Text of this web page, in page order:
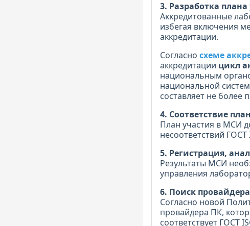
3. Разработка
Аккредитованные
избегая включения
аккредитации.
Согласно схеме
аккредитации цикл
национальным
национальной
составляет не более
4. Соответствие
План участия в МСИ
несоответствий ГОСТ
5. Регистрация,
Результаты МСИ
управления
6. Поиск
Согласно новой
провайдера ПК,
соответствует ГОСТ